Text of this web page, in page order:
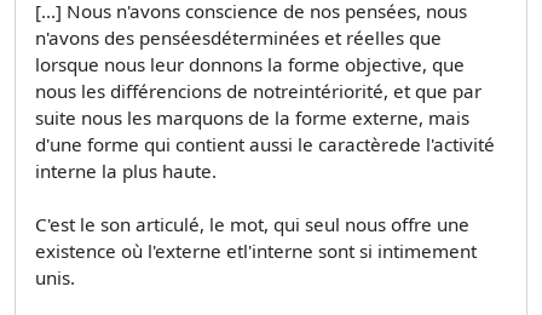
[...] Nous n'avons conscience de nos pensées, nous
n'avons des penséesdéterminées et réelles que
lorsque nous leur donnons la forme objective, que
nous les différencions de notreintériorité, et que par
suite nous les marquons de la forme externe, mais
d'une forme qui contient aussi le caractèrede l'activité
interne la plus haute.
C'est le son articulé, le mot, qui seul nous offre une
existence où l'externe etl'interne sont si intimement
unis.